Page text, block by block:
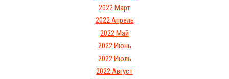
2022 Март
2022 Апрель
2022 Май
2022 Июнь
2022 Июль
2022 Август